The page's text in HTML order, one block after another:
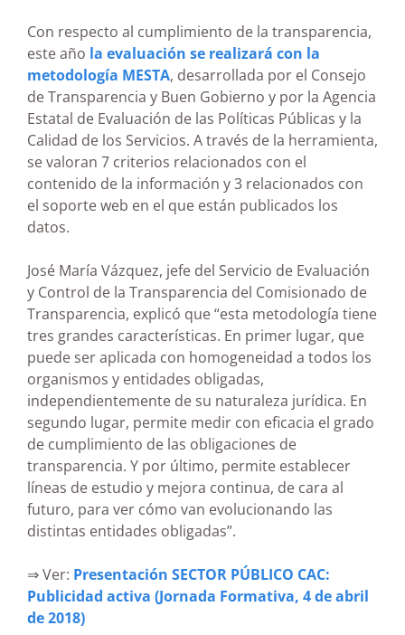
Con respecto al cumplimiento de la transparencia,
este año la evaluación se realizará con la
metodología MESTA, desarrollada por el Consejo
de Transparencia y Buen Gobierno y por la Agencia
Estatal de Evaluación de las Políticas Públicas y la
Calidad de los Servicios. A través de la herramienta,
se valoran 7 criterios relacionados con el
contenido de la información y 3 relacionados con
el soporte web en el que están publicados los
datos.
José María Vázquez, jefe del Servicio de Evaluación
y Control de la Transparencia del Comisionado de
Transparencia, explicó que “esta metodología tiene
tres grandes características. En primer lugar, que
puede ser aplicada con homogeneidad a todos los
organismos y entidades obligadas,
independientemente de su naturaleza jurídica. En
segundo lugar, permite medir con eficacia el grado
de cumplimiento de las obligaciones de
transparencia. Y por último, permite establecer
líneas de estudio y mejora continua, de cara al
futuro, para ver cómo van evolucionando las
distintas entidades obligadas”.
⇒ Ver: Presentación SECTOR PÚBLICO CAC:
Publicidad activa (Jornada Formativa, 4 de abril
de 2018)